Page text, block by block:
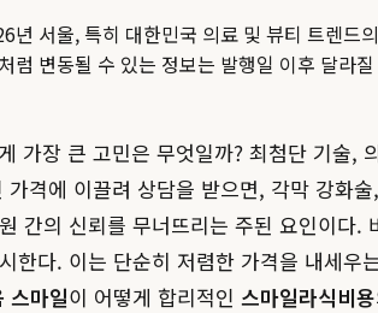
서울, 특히 대한민국 의료 및 뷰티 트렌드
럼 변동될 수 있는 정보는 발행일 이후 달라
가장 큰 고민은 무엇일까? 최첨단 기술,
격에 이끌려 상담을 받으면, 각막 강화
간의 신뢰를 무너뜨리는 주된 요인이다.
다. 이는 단순히 저렴한 가격을 내세우
스마일이 어떻게 합리적인 스마일라식비용